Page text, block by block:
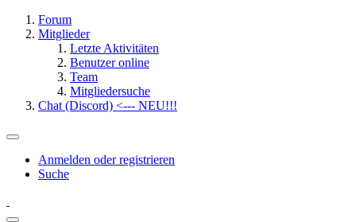
Forum
Mitglieder
Letzte Aktivitäten
Benutzer online
Team
Mitgliedersuche
Chat (Discord) <--- NEU!!!
Anmelden oder registrieren
Suche